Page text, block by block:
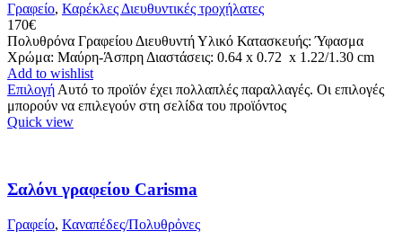
Γραφείο, Καρέκλες Διευθυντικές τροχήλατες
170€
Πολυθρόνα Γραφείου Διευθυντή Υλικό Κατασκευής: Ύφασμα
Χρώμα: Μαύρη-Άσπρη Διαστάσεις: 0.64 x 0.72 x 1.22/1.30 cm
Add to wishlist
Επιλογή Αυτό το προϊόν έχει πολλαπλές παραλλαγές. Οι επιλογές
μπορούν να επιλεγούν στη σελίδα του προϊόντος
Quick view
Σαλόνι γραφείου Carisma
Γραφείο, Καναπέδες/Πολυθρὀνες